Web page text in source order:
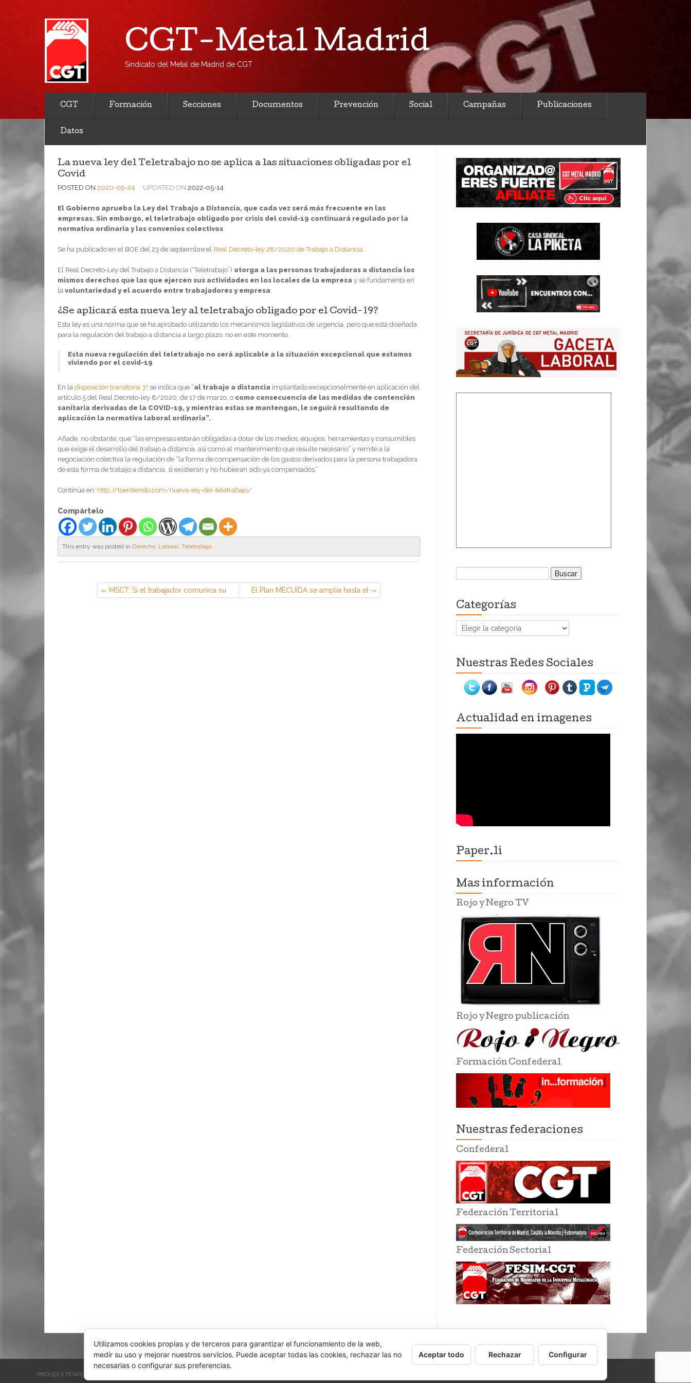
CGT-Metal Madrid
Sindicato del Metal de Madrid de CGT
CGT Formación Secciones Documentos Prevención Social Campañas Publicaciones
Datos
La nueva ley del Teletrabajo no se aplica a las situaciones obligadas por el
Covid
POSTED ON 2020-09-24 UPDATED ON 2022-05-14
El Gobierno aprueba la Ley del Trabajo a Distancia, que cada vez será más frecuente en las
empresas. Sin embargo, el teletrabajo obligado por crisis del covid-19 continuará regulado por la
normativa ordinaria y los convenios colectivos
Se ha publicado en el BOE del 23 de septiembre el Real Decreto-ley 28/2020 de Trabajo a Distancia.
El Real Decreto-Ley del Trabajo a Distancia (“Teletrabajo”) otorga a las personas trabajadoras a distancia los
mismos derechos que las que ejercen sus actividades en los locales de la empresa y se fundamenta en
la voluntariedad y el acuerdo entre trabajadores y empresa.
¿Se aplicará esta nueva ley al teletrabajo obligado por el Covid-19?
Esta ley es una norma que se ha aprobado utilizando los mecanismos legislativos de urgencia, pero que está diseñada
para la regulación del trabajo a distancia a largo plazo, no en este momento.
Esta nueva regulación del teletrabajo no será aplicable a la situación excepcional que estamos
viviendo por el covid-19
En la disposición transitoria 3ª se indica que “al trabajo a distancia implantado excepcionalmente en aplicación del
artículo 5 del Real Decreto-ley 8/2020, de 17 de marzo, o como consecuencia de las medidas de contención
sanitaria derivadas de la COVID-19, y mientras estas se mantengan, le seguirá resultando de
aplicación la normativa laboral ordinaria”.
Añade, no obstante, que “las empresas estarán obligadas a dotar de los medios, equipos, herramientas y consumibles
que exige el desarrollo del trabajo a distancia, así como al mantenimiento que resulte necesario” y remite a la
negociación colectiva la regulación de “la forma de compensación de los gastos derivados para la persona trabajadora
de esta forma de trabajo a distancia, si existieran y no hubieran sido ya compensados.”
Continúa en: http://loentiendo.com/nueva-ley-del-teletrabajo/
Compártelo
This entry was posted in Derecho, Laboral, Teletrabajo.
MSCT: Si el trabajador comunica su
dimisión no puede luego solicitar la
El Plan MECUIDA se amplía hasta el
31 de enero
Buscar:
Categorías
Categorías
Nuestras Redes Sociales
Actualidad en imagenes
Paper.li
Mas información
Rojo y Negro TV
Rojo y Negro publicación
Formación Confederal
Nuestras federaciones
Confederal
Federación Territorial
Federación Sectorial
PROUDLY POWERED BY WORDPRESS
Utilizamos cookies propias y de terceros para garantizar el funcionamiento de la web,
medir su uso y mejorar nuestros servicios. Puede aceptar todas las cookies, rechazar las no
necesarias o configurar sus preferencias.
Aceptar todo Rechazar Configurar